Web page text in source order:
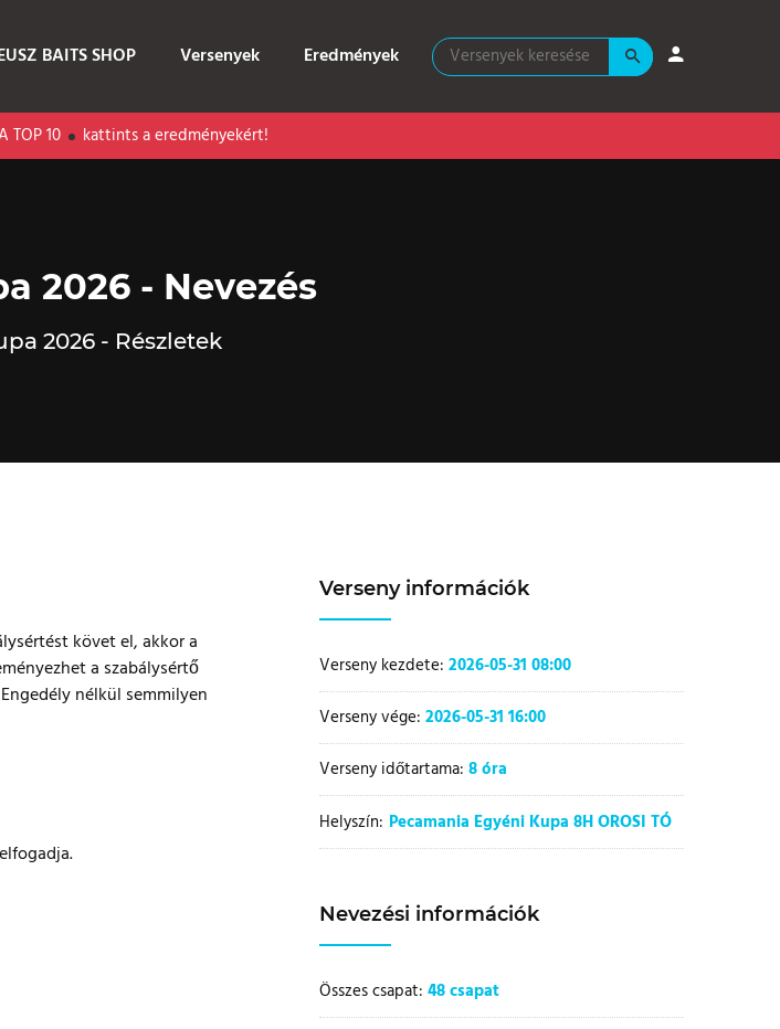
BAITS SHOP Versenyek Eredmények
kattints a eredményekért!
2026 - Nevezés
2026 - Részletek
követ el, akkor a
a szabálysértő
nélkül semmilyen
Verseny információk
Verseny kezdete: 2026-05-31 08:00
Verseny vége: 2026-05-31 16:00
Verseny időtartama: 8 óra
Helyszín: Pecamania Egyéni Kupa 8H OROSI TÓ
Nevezési információk
Összes csapat: 48 csapat